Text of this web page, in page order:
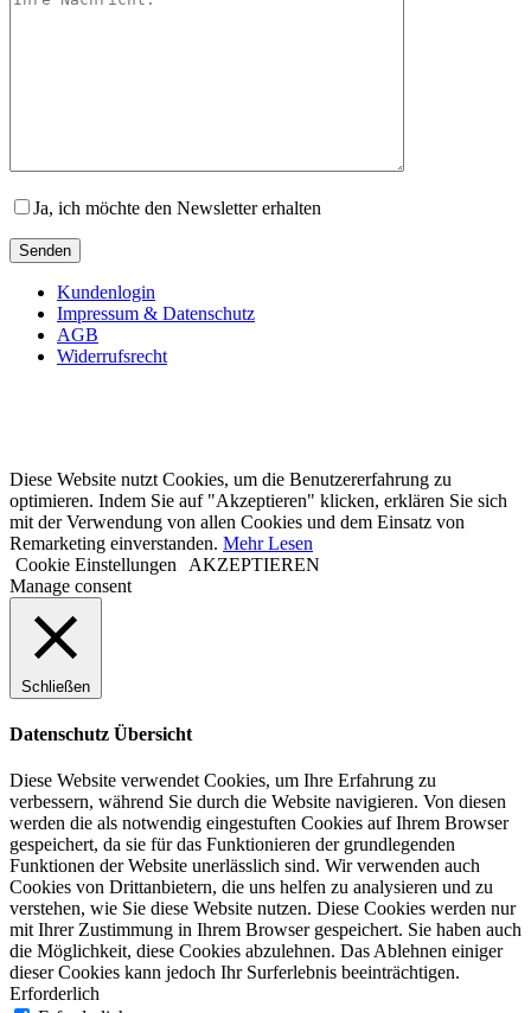
Ja, ich möchte den Newsletter erhalten
Kundenlogin
Impressum & Datenschutz
AGB
Widerrufsrecht
Diese Website nutzt Cookies, um die Benutzererfahrung zu
optimieren. Indem Sie auf "Akzeptieren" klicken, erklären Sie sich
mit der Verwendung von allen Cookies und dem Einsatz von
Remarketing einverstanden. Mehr Lesen
Cookie Einstellungen
AKZEPTIEREN
Manage consent
Schließen
Datenschutz Übersicht
Diese Website verwendet Cookies, um Ihre Erfahrung zu
verbessern, während Sie durch die Website navigieren. Von diesen
werden die als notwendig eingestuften Cookies auf Ihrem Browser
gespeichert, da sie für das Funktionieren der grundlegenden
Funktionen der Website unerlässlich sind. Wir verwenden auch
Cookies von Drittanbietern, die uns helfen zu analysieren und zu
verstehen, wie Sie diese Website nutzen. Diese Cookies werden nur
mit Ihrer Zustimmung in Ihrem Browser gespeichert. Sie haben auch
die Möglichkeit, diese Cookies abzulehnen. Das Ablehnen einiger
dieser Cookies kann jedoch Ihr Surferlebnis beeinträchtigen.
Erforderlich